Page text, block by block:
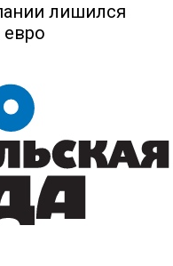
лишился
евро